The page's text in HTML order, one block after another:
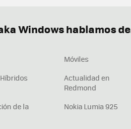
Windows hablamos
Móviles
Actualidad en
Redmond
de la
Nokia Lumia 925